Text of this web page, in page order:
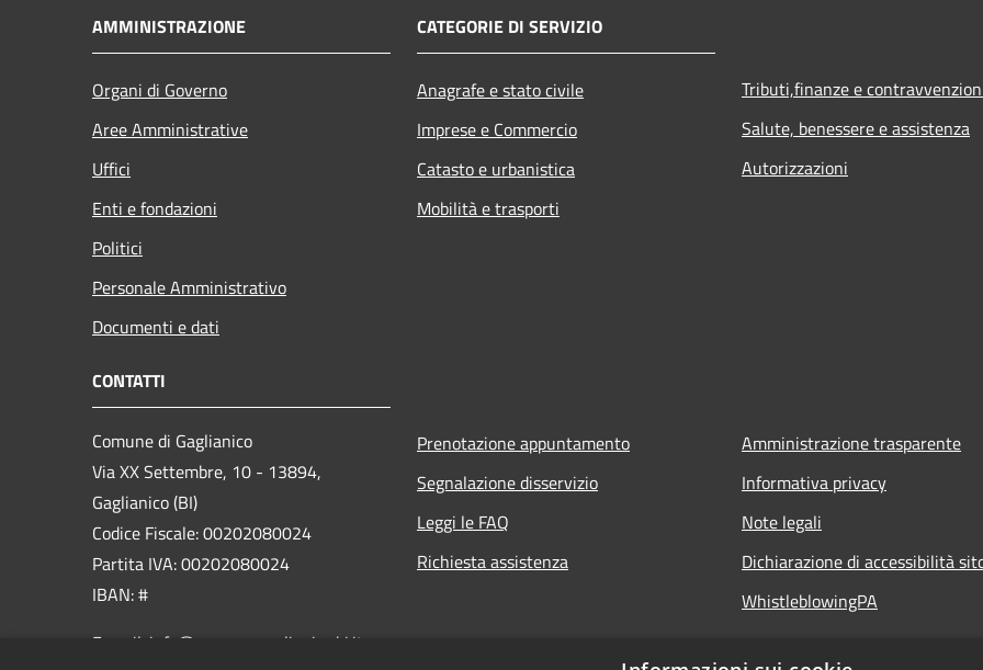
AMMINISTRAZIONE
Organi di Governo
Aree Amministrative
Uffici
Enti e fondazioni
Politici
Personale Amministrativo
Documenti e dati
CATEGORIE DI SERVIZIO
Anagrafe e stato civile
Imprese e Commercio
Catasto e urbanistica
Mobilità e trasporti
Tributi,finanze e
Salute, benessere e assistenza
Autorizzazioni
CONTATTI
Comune di Gaglianico
Via XX Settembre, 10 - 13894,
Gaglianico (BI)
Codice Fiscale: 00202080024
Partita IVA: 00202080024
IBAN: #
E-mail: info@comune.gaglianico.bi.it
Prenotazione appuntamento
Segnalazione disservizio
Leggi le FAQ
Richiesta assistenza
Amministrazione trasparente
Informativa privacy
Note legali
Dichiarazione di accessibilità
WhistleblowingPA